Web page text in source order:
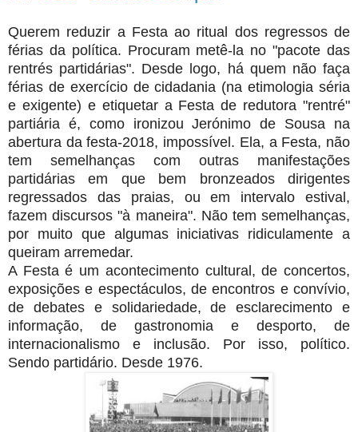
Querem reduzir a Festa ao ritual dos regressos de
férias da política. Procuram metê-la no "pacote das
rentrés partidárias". Desde logo, há quem não faça
férias de exercício de cidadania (na etimologia séria
e exigente) e etiquetar a Festa de redutora "rentré"
partiária é, como ironizou Jerónimo de Sousa na
abertura da festa-2018, impossível. Ela, a Festa, não
tem semelhanças com outras manifestações
partidárias em que bem bronzeados dirigentes
regressados das praias, ou em intervalo estival,
fazem discursos "à maneira". Não tem semelhanças,
por muito que algumas iniciativas ridiculamente a
queiram arremedar.
A Festa é um acontecimento cultural, de concertos,
exposições e espectáculos, de encontros e convívio,
de debates e solidariedade, de esclarecimento e
informação, de gastronomia e desporto, de
internacionalismo e inclusão. Por isso, político.
Sendo partidário. Desde 1976.